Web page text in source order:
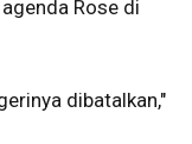
Rose di
dibatalkan,"